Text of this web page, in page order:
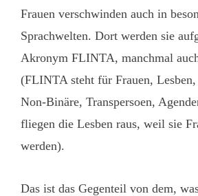
Frauen verschwinden auch in
Sprachwelten. Dort werden sie
Akronym FLINTA, manchmal
(FLINTA steht für Frauen, Lesben,
Non-Binäre, Transpersoen,
fliegen die Lesben raus, weil sie
werden).
Das ist das Gegenteil von dem,